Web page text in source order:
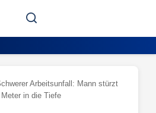
Search
Arbeitsunfall: Mann stürzt
in die Tiefe